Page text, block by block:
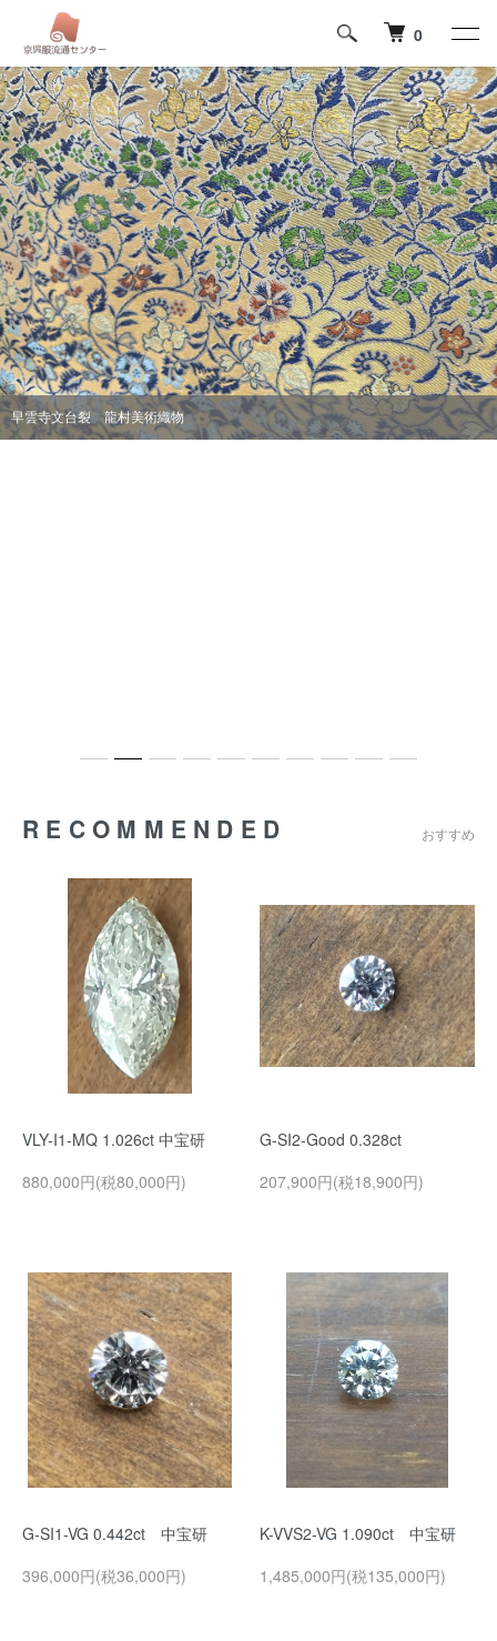
0
早雲寺文台裂 龍村美術織物
藤娘 疋田絞り
RECOMMENDED おすすめ
VLY-I1-MQ 1.026ct 中宝研
880,000円(税80,000円)
G-SI2-Good 0.328ct
207,900円(税18,900円)
G-SI1-VG 0.442ct 中宝研
396,000円(税36,000円)
K-VVS2-VG 1.090ct 中宝研
1,485,000円(税135,000円)